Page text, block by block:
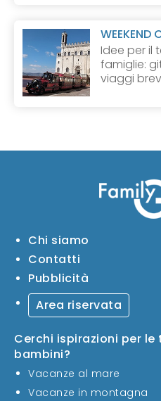
WEEKEND
Idee per il
famiglie:
viaggi
Chi siamo
Contatti
Pubblicità
Area riservata
Cerchi ispirazioni per le
bambini?
Vacanze al mare
Vacanze in montagna